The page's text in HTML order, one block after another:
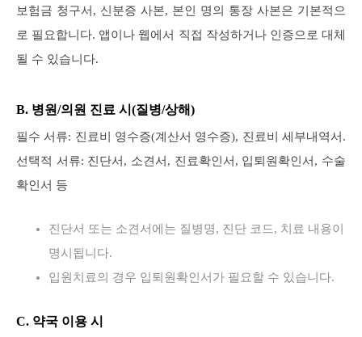
보험금 청구서, 신분증 사본, 본인 명의 통장 사본은 기본적으
로 필요합니다. 앱이나 웹에서 직접 작성하거나 인증으로 대체
될 수 있습니다.
B. 병원/의원 진료 시(질병/상해)
필수 서류: 진료비 영수증(계산서 영수증), 진료비 세부내역서.
선택적 서류: 진단서, 소견서, 진료확인서, 입퇴원확인서, 수술
확인서 등
진단서 또는 소견서에는 질병명, 진단 코드, 치료 내용이
명시됩니다.
입원치료의 경우 입퇴원확인서가 필요할 수 있습니다.
C. 약국 이용 시